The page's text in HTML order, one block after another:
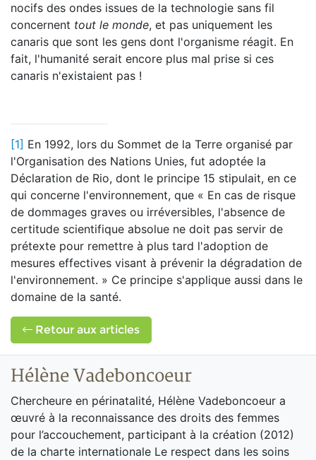
nocifs des ondes issues de la technologie sans fil
concernent tout le monde, et pas uniquement les
canaris que sont les gens dont l'organisme réagit. En
fait, l'humanité serait encore plus mal prise si ces
canaris n'existaient pas !
[1] En 1992, lors du Sommet de la Terre organisé par
l'Organisation des Nations Unies, fut adoptée la
Déclaration de Rio, dont le principe 15 stipulait, en ce
qui concerne l'environnement, que « En cas de risque
de dommages graves ou irréversibles, l'absence de
certitude scientifique absolue ne doit pas servir de
prétexte pour remettre à plus tard l'adoption de
mesures effectives visant à prévenir la dégradation de
l'environnement. » Ce principe s'applique aussi dans le
domaine de la santé.
Retour aux articles
Hélène Vadeboncoeur
Chercheure en périnatalité, Hélène Vadeboncoeur a
œuvré à la reconnaissance des droits des femmes
pour l’accouchement, participant à la création (2012)
de la charte internationale Le respect dans les soins